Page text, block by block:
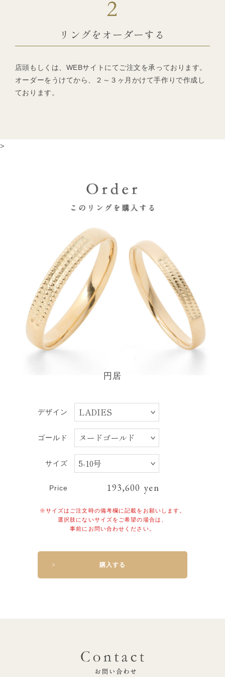
リングをオーダーする
店頭もしくは、WEBサイトにてご注文を承っております。
オーダーをうけてから、２～３ヶ月かけて手作りで作成し
ております。
>
円居
デザイン
ゴールド
サイズ
Price 193,600 yen
※サイズはご注文時の備考欄に記載をお願いします。
選択肢にないサイズをご希望の場合は、
事前にお問い合わせください。
購入する